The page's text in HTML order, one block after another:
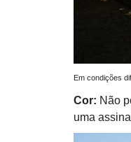
Em condições
Cor: Não
uma